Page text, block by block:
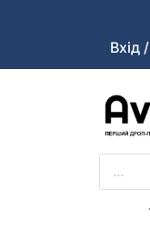
Вхід
Aveopt – оптова
SEARCH